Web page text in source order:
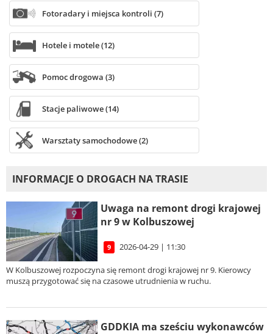
Fotoradary i miejsca kontroli (7)
Hotele i motele (12)
Pomoc drogowa (3)
Stacje paliwowe (14)
Warsztaty samochodowe (2)
INFORMACJE O DROGACH NA TRASIE
Uwaga na remont drogi krajowej
nr 9 w Kolbuszowej
9 2026-04-29 | 11:30
W Kolbuszowej rozpoczyna się remont drogi krajowej nr 9. Kierowcy
muszą przygotować się na czasowe utrudnienia w ruchu.
GDDKIA ma sześciu wykonawców